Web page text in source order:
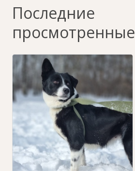
Последние
просмотренные